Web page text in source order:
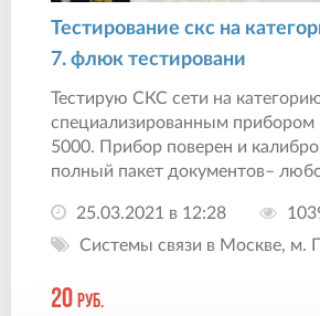
Тестирование скс на
7. флюк тестировани
Тестирую СКС сети на
специализированным прибором
5000. Прибор поверен и
полный пакет документов–
25.03.2021 в 12:28
Системы связи в Москве, м.
20 руб.